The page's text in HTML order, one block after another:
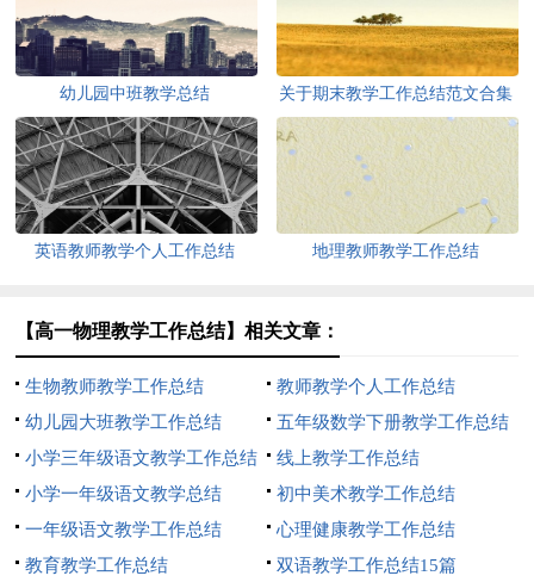
幼儿园中班教学总结
关于期末教学工作总结范文合集
英语教师教学个人工作总结 地理教师教学工作总结
【高一物理教学工作总结】相关文章：
生物教师教学工作总结
教师教学个人工作总结
幼儿园大班教学工作总结
五年级数学下册教学工作总结
小学三年级语文教学工作总结
线上教学工作总结
小学一年级语文教学总结
初中美术教学工作总结
一年级语文教学工作总结
心理健康教学工作总结
教育教学工作总结
双语教学工作总结15篇